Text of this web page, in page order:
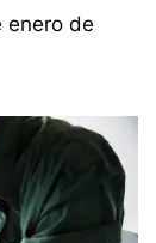
enero de